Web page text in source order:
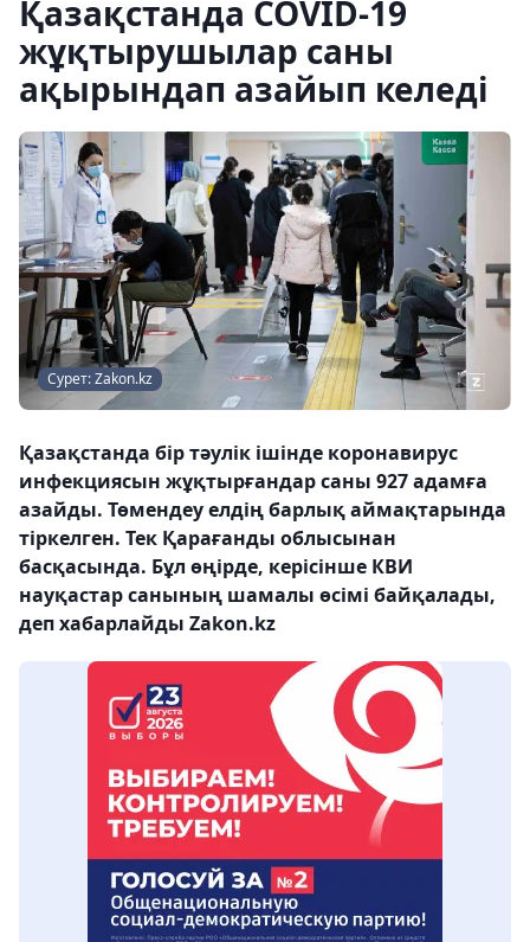
Қазақстанда COVID-19
жұқтырушылар саны
ақырындап азайып келеді
Сурет: Zakon.kz
Қазақстанда бір тәулік ішінде коронавирус
инфекциясын жұқтырғандар саны 927 адамға
азайды. Төмендеу елдің барлық аймақтарында
тіркелген. Тек Қарағанды облысынан
басқасында. Бұл өңірде, керісінше КВИ
науқастар санының шамалы өсімі байқалады,
деп хабарлайды Zakon.kz